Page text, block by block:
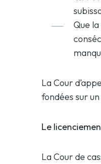
Que
La Cour
fondées sur
Le
La Cour de